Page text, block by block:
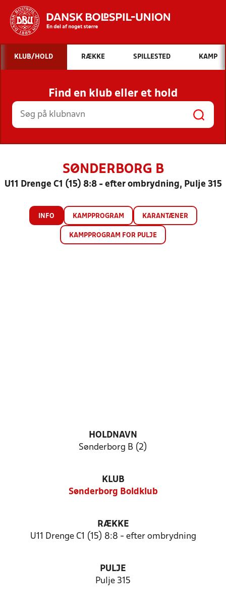
Hvad vil du søge efter?
INDHOLD OG NYHEDER
STILLINGER, RESULTATER, KLUBBER OG
HOLD
KLUB/HOLD RÆKKE SPILLESTED KAMP
Find en klub eller et hold
SØNDERBORG B
U11 Drenge C1 (15) 8:8 - efter ombrydning, Pulje 315
INFO KAMPPROGRAM KARANTÆNER
KAMPPROGRAM FOR PULJE
HOLDNAVN
Sønderborg B (2)
KLUB
Sønderborg Boldklub
RÆKKE
U11 Drenge C1 (15) 8:8 - efter ombrydning
PULJE
Pulje 315